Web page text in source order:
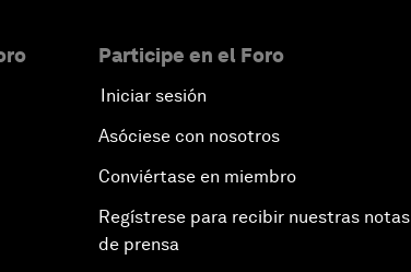
Participe en el Foro
Iniciar sesión
Asóciese con nosotros
Conviértase en miembro
Regístrese para recibir nuestras notas
de prensa